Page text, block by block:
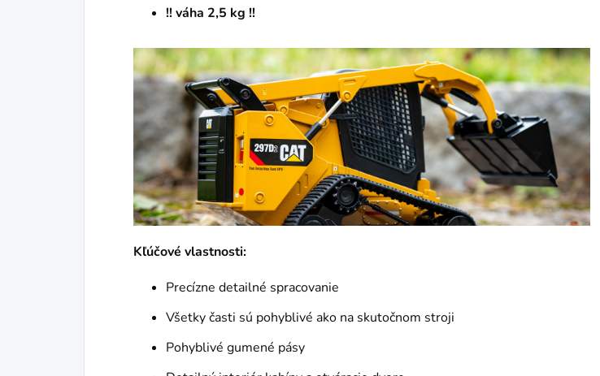
!! váha 2,5 kg !!
Kľúčové vlastnosti:
Precízne detailné spracovanie
Všetky časti sú pohyblivé ako na skutočnom stroji
Pohyblivé gumené pásy